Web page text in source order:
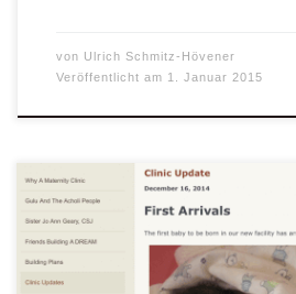
von Ulrich Schmitz-Hövener
Veröffentlicht am 1. Januar 2015
Bereits am 05.12.2014 erblickte das
Geburtsstation, welche unserem
angeschlossen ist, das Licht der